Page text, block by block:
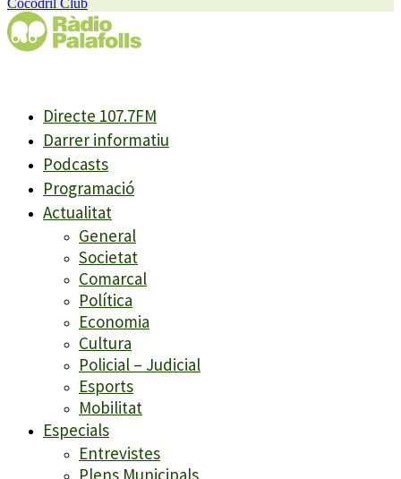
Cocodril Club
Directe 107.7FM
Darrer informatiu
Podcasts
Programació
Actualitat
General
Societat
Comarcal
Política
Economia
Cultura
Policial – Judicial
Esports
Mobilitat
Especials
Entrevistes
Plens Municipals